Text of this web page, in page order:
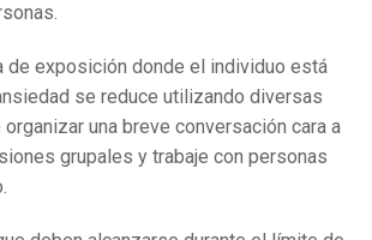
de exposición donde el individuo está
se reduce utilizando diversas
una breve conversación cara a
grupales y trabaje con personas